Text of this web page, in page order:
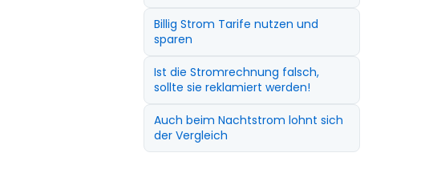
Billig Strom Tarife nutzen und
sparen
Ist die Stromrechnung falsch,
sollte sie reklamiert werden!
Auch beim Nachtstrom lohnt sich
der Vergleich